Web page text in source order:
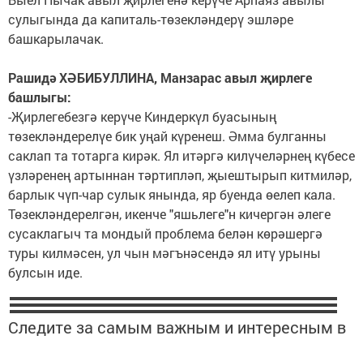
сулыгында да капиталь-төзекләндерү эшләре
башкарылачак.
Рашидә ХӘБИБУЛЛИНА, Манзарас авыл җирлеге
башлыгы:
-Җирлегебезгә керүче Киндеркүл буасының
төзекләндерелүе бик уңай күренеш. Әмма булганны
саклап та тотарга кирәк. Ял итәргә килүчеләрнең күбесе
үзләренең артыннан тәртипләп, җыештырып китмиләр,
барлык чүп-чар сулык янында, яр буенда өелеп кала.
Төзекләндерелгән, икенче "яшьлеге"н кичергән әлеге
сусаклагыч та мондый проблема белән көрәшергә
туры килмәсен, ул чын мәгънәсендә ял итү урыны
булсын иде.
Следите за самым важным и интересным в